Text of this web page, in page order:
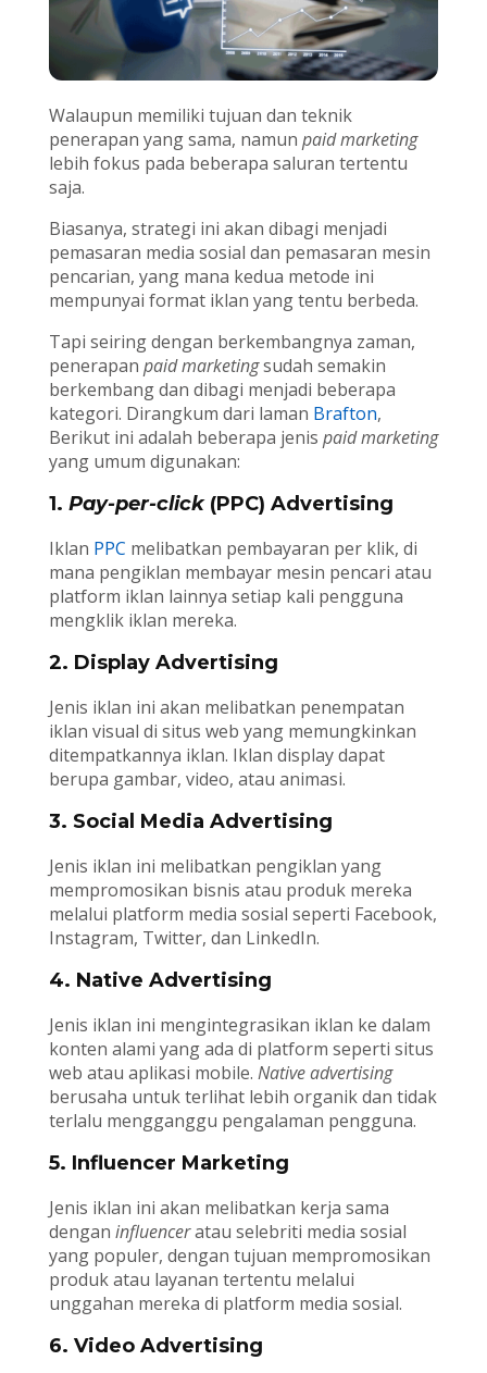
Walaupun memiliki tujuan dan teknik
penerapan yang sama, namun paid marketing
lebih fokus pada beberapa saluran tertentu
saja.
Biasanya, strategi ini akan dibagi menjadi
pemasaran media sosial dan pemasaran mesin
pencarian, yang mana kedua metode ini
mempunyai format iklan yang tentu berbeda.
Tapi seiring dengan berkembangnya zaman,
penerapan paid marketingsudah semakin
berkembang dan dibagi menjadi beberapa
kategori. Dirangkum dari laman Brafton,
Berikut ini adalah beberapa jenis paid marketing
yang umum digunakan:
1. Pay-per-click(PPC) Advertising
Iklan PPC melibatkan pembayaran per klik, di
mana pengiklan membayar mesin pencari atau
platform iklan lainnya setiap kali pengguna
mengklik iklan mereka.
2. Display Advertising
Jenis iklan ini akan melibatkan penempatan
iklan visual di situs web yang memungkinkan
ditempatkannya iklan. Iklan display dapat
berupa gambar, video, atau animasi.
3. Social Media Advertising
Jenis iklan ini melibatkan pengiklan yang
mempromosikan bisnis atau produk mereka
melalui platform media sosial seperti Facebook,
Instagram, Twitter, dan LinkedIn.
4. Native Advertising
Jenis iklan ini mengintegrasikan iklan ke dalam
konten alami yang ada di platform seperti situs
web atau aplikasi mobile. Native advertising
berusaha untuk terlihat lebih organik dan tidak
terlalu mengganggu pengalaman pengguna.
5. Influencer Marketing
Jenis iklan ini akan melibatkan kerja sama
dengan influenceratau selebriti media sosial
yang populer, dengan tujuan mempromosikan
produk atau layanan tertentu melalui
unggahan mereka di platform media sosial.
6. Video Advertising